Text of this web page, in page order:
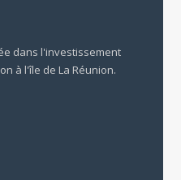
dans l'investissement
à l'île de La Réunion.